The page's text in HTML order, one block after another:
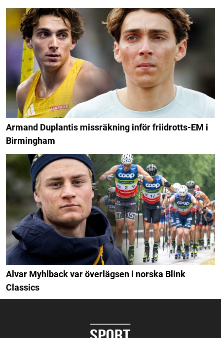
Armand Duplantis missräkning inför friidrotts-EM i
Birmingham
Alvar Myhlback var överlägsen i norska Blink
Classics